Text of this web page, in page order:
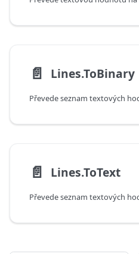
📄️ Lines.ToBinary
📄️ Lines.ToText